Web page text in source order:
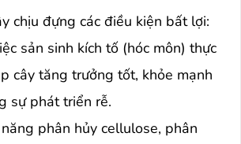
chịu đựng các điều kiện bất lợi:
sản sinh kích tố (hóc môn) thực
cây tăng trưởng tốt, khỏe mạnh
sự phát triển rễ.
phân hủy cellulose, phân